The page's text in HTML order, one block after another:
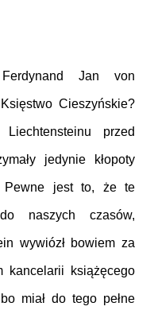
Jan von
Cieszyńskie?
przed
jedynie kłopoty
Pewne jest to, że te
naszych czasów,
wywiózł bowiem za
kancelarii książęcego
miał do tego pełne